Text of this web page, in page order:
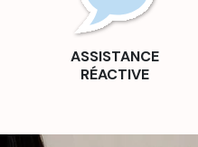
ASSISTANCE
RÉACTIVE